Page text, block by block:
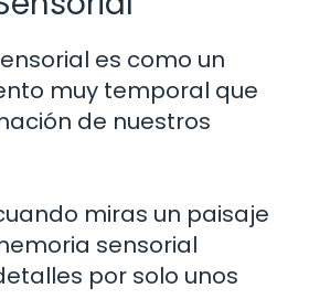
es como un
muy temporal que
de nuestros
miras un paisaje
sensorial
por solo unos